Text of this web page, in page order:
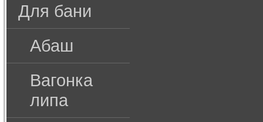
Для бани
Абаш
Вагонка
липа